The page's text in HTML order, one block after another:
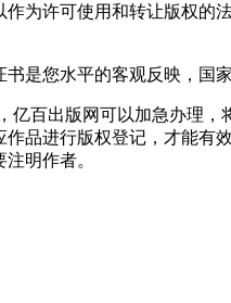
为许可使用和转让版权的
书是您水平的客观反映，国
亿百出版网可以加急办理
品进行版权登记，才能有
明作者。